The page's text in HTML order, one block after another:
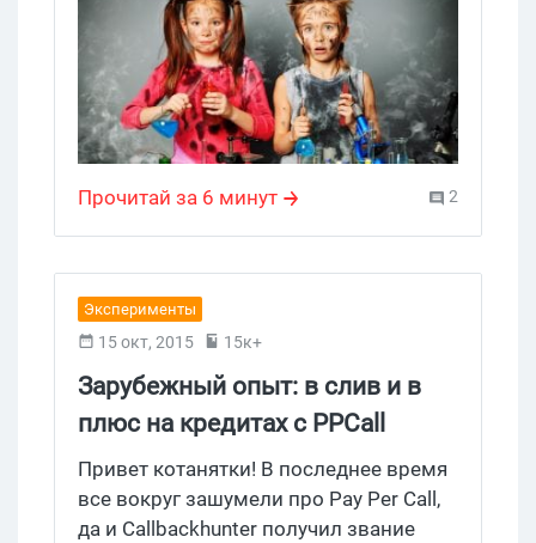
Прочитай за 6 минут 2
Эксперименты
15 окт, 2015 15к+
Зарубежный опыт: в слив и в
плюс на кредитах с PPCall
Привет котанятки! В последнее время
все вокруг зашумели про Pay Per Call,
да и Callbackhunter получил звание